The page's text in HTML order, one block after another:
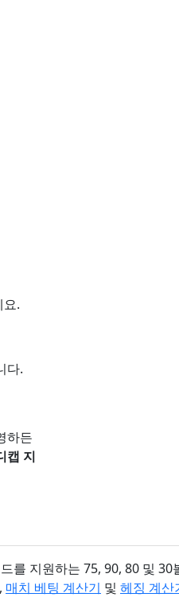
.
다.
하든
캡 지
를 지원하는 75, 90, 80 및 30
, 매치 베팅 계산기 및 헤징 계산